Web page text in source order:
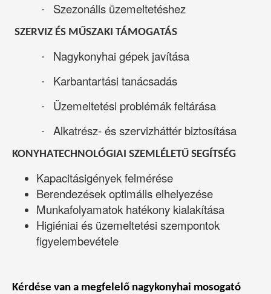
· Szezonális üzemeltetéshez
SZERVIZ ÉS MŰSZAKI TÁMOGATÁS
· Nagykonyhai gépek javítása
· Karbantartási tanácsadás
· Üzemeltetési problémák feltárása
· Alkatrész- és szervizháttér biztosítása
KONYHATECHNOLÓGIAI SZEMLÉLETŰ SEGÍTSÉG
Kapacitásigények felmérése
Berendezések optimális elhelyezése
Munkafolyamatok hatékony kialakítása
Higiéniai és üzemeltetési szempontok
figyelembevétele
Kérdése van a megfelelő nagykonyhai mosogató